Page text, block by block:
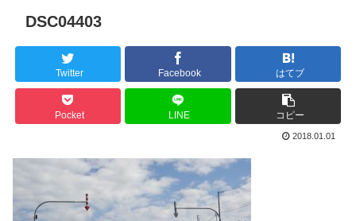
DSC04403
Twitter Facebook はてブ
Pocket LINE コピー
2018.01.01